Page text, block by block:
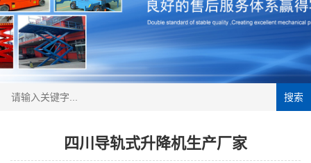
搜索
四川导轨式升降机生产厂家